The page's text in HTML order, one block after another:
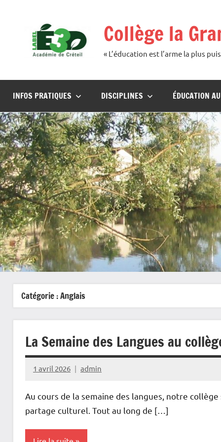
Collège la
« L’éducation est l’arme la plus
INFOS PRATIQUES DISCIPLINES ÉDUCATION
Catégorie :Anglais
La Semaine des Langues au
1 avril 2026 admin
Au cours de la semaine des langues, notre
partage culturel. Tout au long de […]